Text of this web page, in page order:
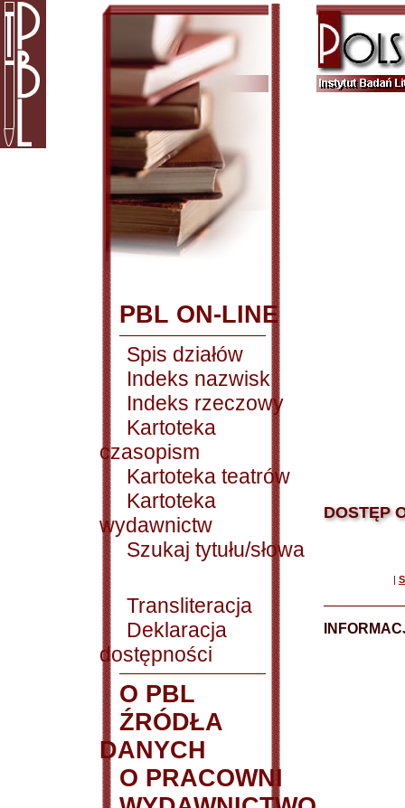
PBL ON-LINE
Spis działów
Indeks nazwisk
Indeks rzeczowy
Kartoteka
czasopism
Kartoteka teatrów
Kartoteka
wydawnictw
Szukaj tytułu/słowa
Transliteracja
Deklaracja
dostępności
O PBL
ŹRÓDŁA
DANYCH
O PRACOWNI
DOSTĘP
|